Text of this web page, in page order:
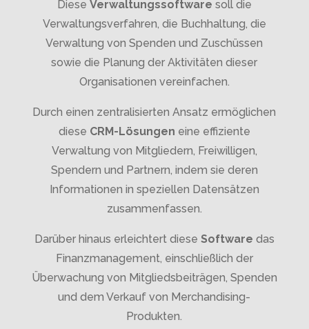
Diese Verwaltungssoftware soll die
Verwaltungsverfahren, die Buchhaltung, die
Verwaltung von Spenden und Zuschüssen
sowie die Planung der Aktivitäten dieser
Organisationen vereinfachen.
Durch einen zentralisierten Ansatz ermöglichen
diese CRM-Lösungen eine effiziente
Verwaltung von Mitgliedern, Freiwilligen,
Spendern und Partnern, indem sie deren
Informationen in speziellen Datensätzen
zusammenfassen.
Darüber hinaus erleichtert diese Software das
Finanzmanagement, einschließlich der
Überwachung von Mitgliedsbeiträgen, Spenden
und dem Verkauf von Merchandising-
Produkten.